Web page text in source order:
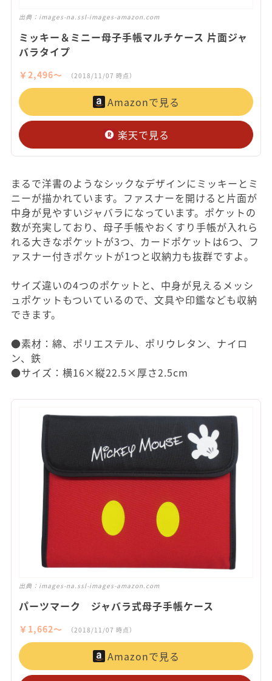
出典： images-na.ssl-images-amazon.com
ミッキー＆ミニー母子手帳マルチケース 片面ジャ
バラタイプ
￥2,496〜 （2018/11/07 時点）
Amazonで見る
楽天で見る
まるで洋書のようなシックなデザインにミッキーとミ
ニーが描かれています。ファスナーを開けると片面が
中身が見やすいジャバラになっています。ポケットの
数が充実しており、母子手帳やおくすり手帳が入れら
れる大きなポケットが3つ、カードポケットは6つ、フ
ァスナー付きポケットが1つと収納力も抜群ですよ。
サイズ違いの4つのポケットと、中身が見えるメッシ
ュポケットもついているので、文具や印鑑なども収納
できます。
●素材：綿、ポリエステル、ポリウレタン、ナイロ
ン、鉄
●サイズ：横16×縦22.5×厚さ2.5cm
出典： images-na.ssl-images-amazon.com
パーツマーク ジャバラ式母子手帳ケース
￥1,662〜 （2018/11/07 時点）
Amazonで見る